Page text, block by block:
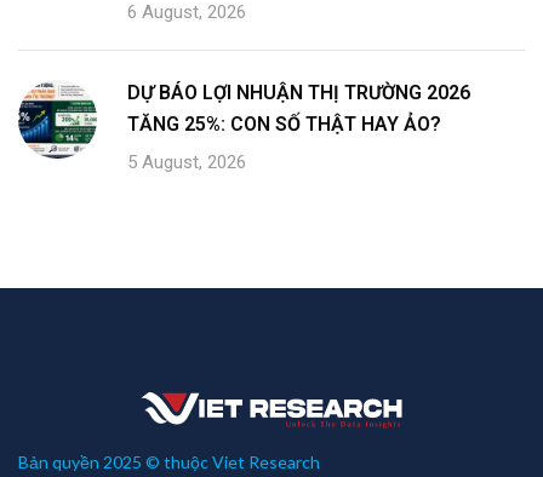
6 August, 2026
DỰ BÁO LỢI NHUẬN THỊ TRƯỜNG 2026
TĂNG 25%: CON SỐ THẬT HAY ẢO?
5 August, 2026
Bản quyền 2025 © thuộc Viet Research